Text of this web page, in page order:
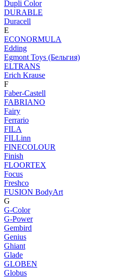
Dupli Color
DURABLE
Duracell
E
ECONORMULA
Edding
Egmont Toys (Бельгия)
ELTRANS
Erich Krause
F
Faber-Castell
FABRIANO
Fairy
Ferrario
FILA
FILLinn
FINECOLOUR
Finish
FLOORTEX
Focus
Freshco
FUSION BodyArt
G
G-Color
G-Power
Gembird
Genius
Ghiant
Glade
GLOBEN
Globus